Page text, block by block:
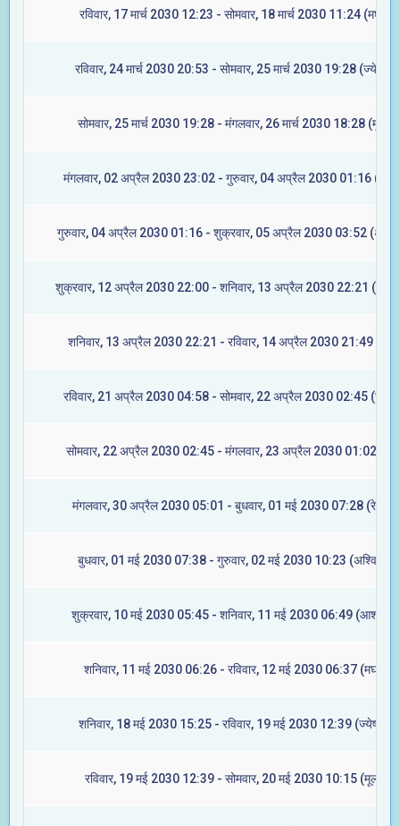
रविवार, 17 मार्च 2030 12:23 - सोमवार, 18 मार्च 2030 11:24 (मघा)
रविवार, 24 मार्च 2030 20:53 - सोमवार, 25 मार्च 2030 19:28 (ज्येष्टा)
सोमवार, 25 मार्च 2030 19:28 - मंगलवार, 26 मार्च 2030 18:28 (मूल)
मंगलवार, 02 अप्रैल 2030 23:02 - गुरुवार, 04 अप्रैल 2030 01:16
गुरुवार, 04 अप्रैल 2030 01:16 - शुक्रवार, 05 अप्रैल 2030 03:52
शुक्रवार, 12 अप्रैल 2030 22:00 - शनिवार, 13 अप्रैल 2030 22:21
शनिवार, 13 अप्रैल 2030 22:21 - रविवार, 14 अप्रैल 2030 21:49 (मघा)
रविवार, 21 अप्रैल 2030 04:58 - सोमवार, 22 अप्रैल 2030 02:45
सोमवार, 22 अप्रैल 2030 02:45 - मंगलवार, 23 अप्रैल 2030 01:02
मंगलवार, 30 अप्रैल 2030 05:01 - बुधवार, 01 मई 2030 07:28 (रेवती)
बुधवार, 01 मई 2030 07:38 - गुरुवार, 02 मई 2030 10:23 (अश्विनी)
शुक्रवार, 10 मई 2030 05:45 - शनिवार, 11 मई 2030 06:49 (आश्लेषा)
शनिवार, 11 मई 2030 06:26 - रविवार, 12 मई 2030 06:37 (मघा)
शनिवार, 18 मई 2030 15:25 - रविवार, 19 मई 2030 12:39 (ज्येष्टा)
रविवार, 19 मई 2030 12:39 - सोमवार, 20 मई 2030 10:15 (मूल)